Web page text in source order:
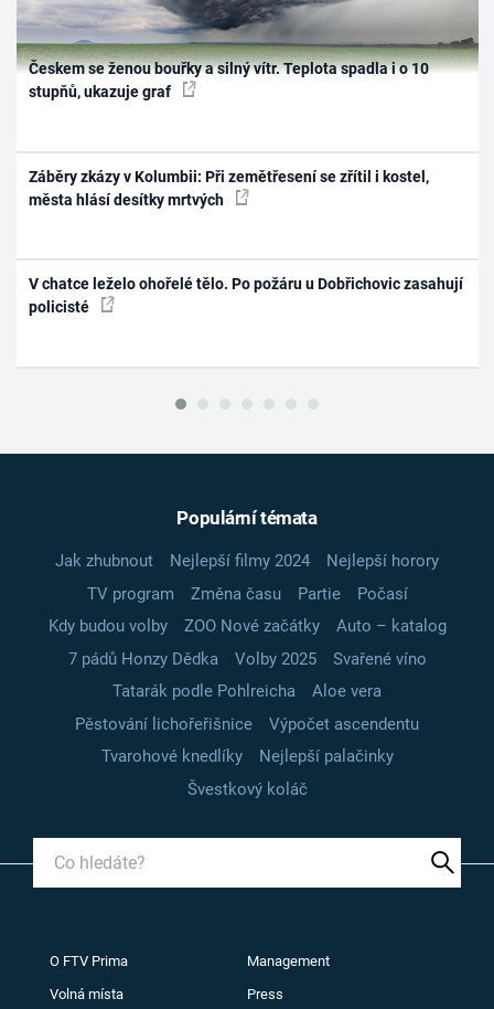
Českem se ženou bouřky a silný vítr. Teplota spadla i o 10
stupňů, ukazuje graf
Záběry zkázy v Kolumbii: Při zemětřesení se zřítil i kostel,
města hlásí desítky mrtvých
V chatce leželo ohořelé tělo. Po požáru u Dobřichovic zasahují
policisté
Populární témata
Jak zhubnout Nejlepší filmy 2024
Nejlepší horory
TV program
Změna času Partie
Počasí
Kdy budou volby
ZOO Nové začátky
Auto – katalog
7 pádů Honzy Dědka
Volby 2025
Svařené víno
Tatarák podle Pohlreicha
Aloe vera
Pěstování lichořeřišnice
Výpočet ascendentu
Tvarohové knedlíky
Nejlepší palačinky
Švestkový koláč
O FTV Prima Management
Volná místa Press